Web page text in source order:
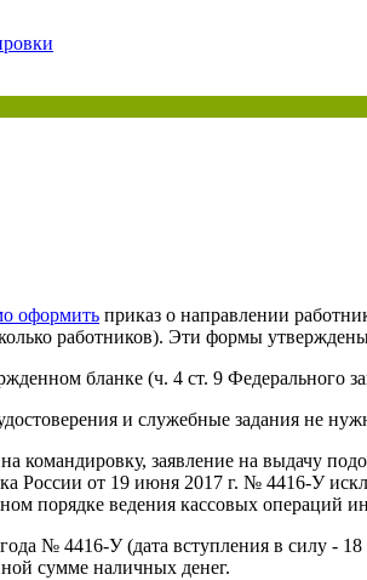
энциклопедия бухгалтера»
форму, и мы вышлем вам на почту
оформить приказ о направлении
работников). Эти формы
бланке (ч. 4 ст. 9 Федерального
и служебные задания не
заявление на выдачу
России от 19 июня 2017 г. № 4416-У
порядке ведения кассовых операций
№ 4416-У (дата вступления в силу - 18
сумме наличных денег.